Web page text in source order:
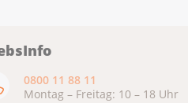
0800 11 88 11
Montag – Freitag: 10 – 18 Uhr